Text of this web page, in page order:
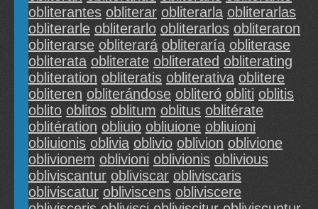
obliterantes obliterar obliterarla obliterarlas
obliterarle obliterarlo obliterarlos obliteraron
obliterarse obliterará obliteraría obliterase
obliterata obliterate obliterated obliterating
obliteration obliteratis obliterativa oblitere
obliteren obliterándose obliteró obliti oblitis
oblito oblitos oblitum oblitus oblitérate
oblitération obliuio obliuione obliuioni
obliuionis oblivia oblivio oblivion oblivione
oblivionem oblivioni oblivionis oblivious
obliviscantur obliviscar obliviscaris
obliviscatur obliviscens obliviscere